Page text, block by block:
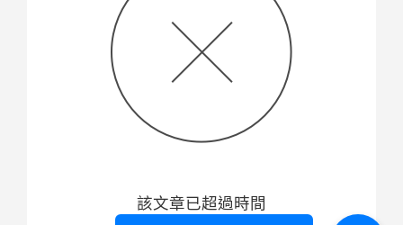
該文章已超過時間